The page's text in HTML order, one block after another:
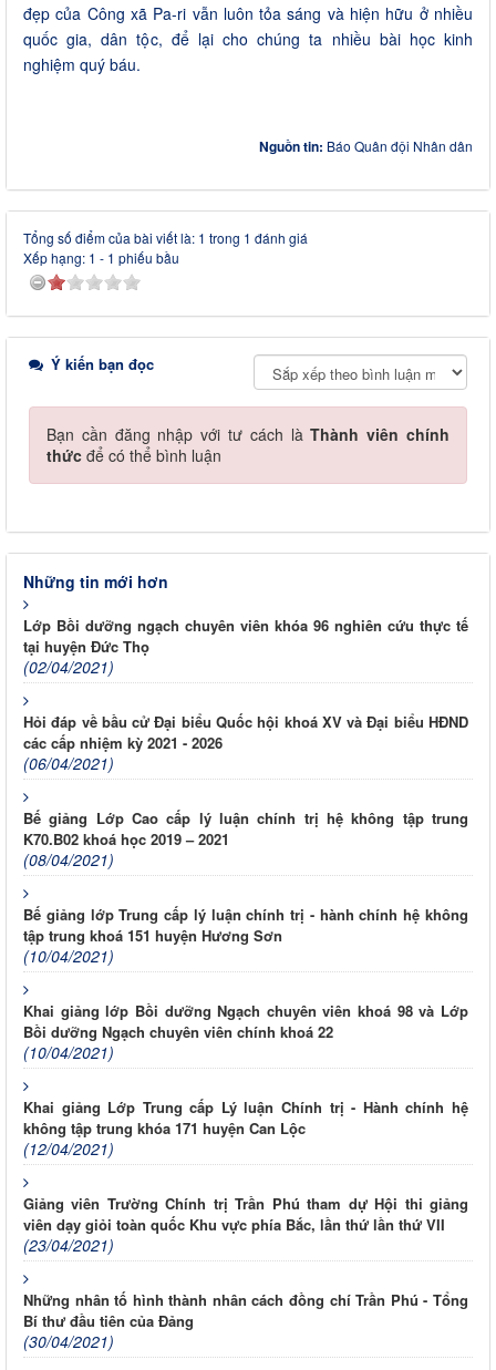
đẹp của Công xã Pa-ri vẫn luôn tỏa sáng và hiện hữu ở nhiều
quốc gia, dân tộc, để lại cho chúng ta nhiều bài học kinh
nghiệm quý báu.
Nguồn tin: Báo Quân đội Nhân dân
Tổng số điểm của bài viết là: 1 trong 1 đánh giá
Xếp hạng: 1 - 1 phiếu bầu
Ý kiến bạn đọc
Bạn cần đăng nhập với tư cách làThành viên chính
thức để có thể bình luận
Những tin mới hơn
Lớp Bồi dưỡng ngạch chuyên viên khóa 96 nghiên cứu thực tế
tại huyện Đức Thọ
(02/04/2021)
Hỏi đáp về bầu cử Đại biểu Quốc hội khoá XV và Đại biểu HĐND
các cấp nhiệm kỳ 2021 - 2026
(06/04/2021)
Bế giảng Lớp Cao cấp lý luận chính trị hệ không tập trung
K70.B02 khoá học 2019 – 2021
(08/04/2021)
Bế giảng lớp Trung cấp lý luận chính trị - hành chính hệ không
tập trung khoá 151 huyện Hương Sơn
(10/04/2021)
Khai giảng lớp Bồi dưỡng Ngạch chuyên viên khoá 98 và Lớp
Bồi dưỡng Ngạch chuyên viên chính khoá 22
(10/04/2021)
Khai giảng Lớp Trung cấp Lý luận Chính trị - Hành chính hệ
không tập trung khóa 171 huyện Can Lộc
(12/04/2021)
Giảng viên Trường Chính trị Trần Phú tham dự Hội thi giảng
viên dạy giỏi toàn quốc Khu vực phía Bắc, lần thứ lần thứ VII
(23/04/2021)
Những nhân tố hình thành nhân cách đồng chí Trần Phú - Tổng
Bí thư đầu tiên của Đảng
(30/04/2021)